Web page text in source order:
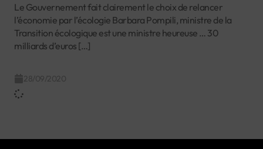
Le Gouvernement fait clairement le choix de relancer
l’économie par l’écologie Barbara Pompili, ministre de la
Transition écologique est une ministre heureuse … 30
milliards d’euros […]